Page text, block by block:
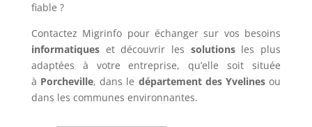
fiable ?
Contactez Migrinfo pour échanger sur vos besoins
informatiqueset découvrir les solutionsles plus
adaptées à votre entreprise, qu’elle soit située
à Porcheville, dans le département des Yvelines ou
dans les communes environnantes.